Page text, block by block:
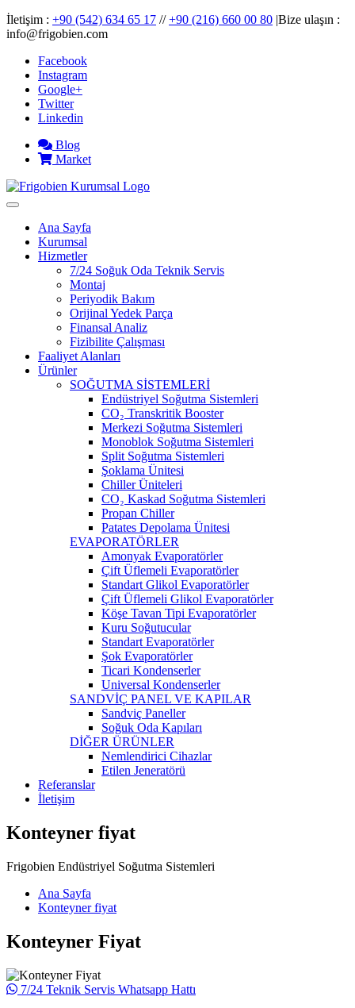
İletişim : +90 (542) 634 65 17 //+90 (216) 660 00 80 |Bize ulaşın :
info@frigobien.com
Facebook
Instagram
Google+
Twitter
Linkedin
Blog
Market
Ana Sayfa
Kurumsal
Hizmetler
7/24 Soğuk Oda Teknik Servis
Montaj
Periyodik Bakım
Orijinal Yedek Parça
Finansal Analiz
Fizibilite Çalışması
Faaliyet Alanları
Ürünler
SOĞUTMA SİSTEMLERİ
Endüstriyel Soğutma Sistemleri
CO₂ Transkritik Booster
Merkezi Soğutma Sistemleri
Monoblok Soğutma Sistemleri
Split Soğutma Sistemleri
Şoklama Ünitesi
Chiller Üniteleri
CO₂ Kaskad Soğutma Sistemleri
Propan Chiller
Patates Depolama Ünitesi
EVAPORATÖRLER
Amonyak Evaporatörler
Çift Üflemeli Evaporatörler
Standart Glikol Evaporatörler
Çift Üflemeli Glikol Evaporatörler
Köşe Tavan Tipi Evaporatörler
Kuru Soğutucular
Standart Evaporatörler
Şok Evaporatörler
Ticari Kondenserler
Universal Kondenserler
SANDVİÇ PANEL VE KAPILAR
Sandviç Paneller
Soğuk Oda Kapıları
DİĞER ÜRÜNLER
Nemlendirici Cihazlar
Etilen Jeneratörü
Referanslar
İletişim
Konteyner fiyat
Frigobien Endüstriyel Soğutma Sistemleri
Ana Sayfa
Konteyner fiyat
Konteyner Fiyat
7/24 Teknik Servis Whatsapp Hattı